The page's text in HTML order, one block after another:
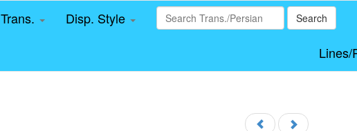
Trans. Disp. Style Search
Lines/